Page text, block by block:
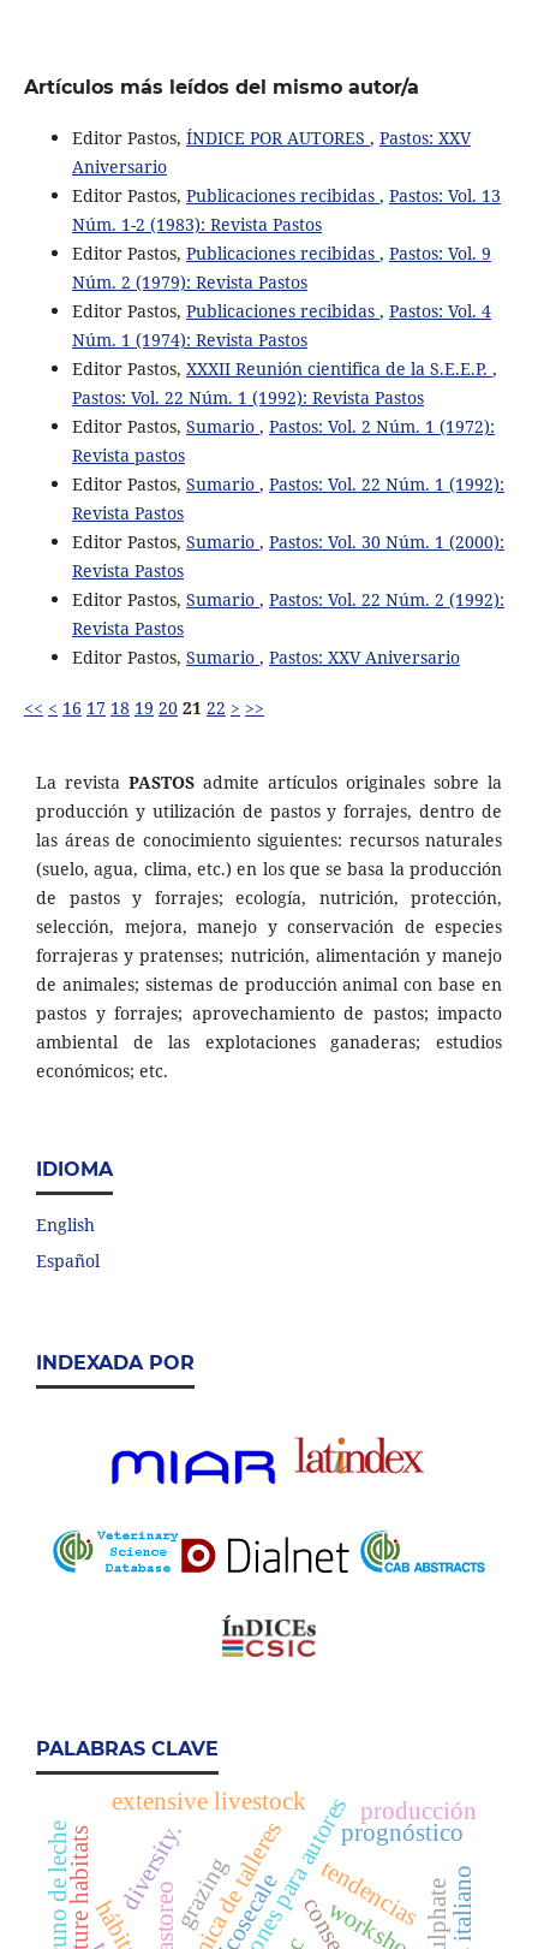
Artículos más leídos del mismo autor/a
Editor Pastos, ÍNDICE POR AUTORES , Pastos: XXV
Aniversario
Editor Pastos, Publicaciones recibidas , Pastos: Vol. 13
Núm. 1-2 (1983): Revista Pastos
Editor Pastos, Publicaciones recibidas , Pastos: Vol. 9
Núm. 2 (1979): Revista Pastos
Editor Pastos, Publicaciones recibidas , Pastos: Vol. 4
Núm. 1 (1974): Revista Pastos
Editor Pastos, XXXII Reunión cientifica de la S.E.E.P. ,
Pastos: Vol. 22 Núm. 1 (1992): Revista Pastos
Editor Pastos, Sumario , Pastos: Vol. 2 Núm. 1 (1972):
Revista pastos
Editor Pastos, Sumario , Pastos: Vol. 22 Núm. 1 (1992):
Revista Pastos
Editor Pastos, Sumario , Pastos: Vol. 30 Núm. 1 (2000):
Revista Pastos
Editor Pastos, Sumario , Pastos: Vol. 22 Núm. 2 (1992):
Revista Pastos
Editor Pastos, Sumario , Pastos: XXV Aniversario
<< < 16 17 18 19 20 21 22 > >>
La revista PASTOS admite artículos originales sobre la
producción y utilización de pastos y forrajes, dentro de
las áreas de conocimiento siguientes: recursos naturales
(suelo, agua, clima, etc.) en los que se basa la producción
de pastos y forrajes; ecología, nutrición, protección,
selección, mejora, manejo y conservación de especies
forrajeras y pratenses; nutrición, alimentación y manejo
de animales; sistemas de producción animal con base en
pastos y forrajes; aprovechamiento de pastos; impacto
ambiental de las explotaciones ganaderas; estudios
económicos; etc.
IDIOMA
English
Español
INDEXADA POR
PALABRAS CLAVE
dinámica de talleres
extensive livestock
pasture habitats
vacuno de leche pastoreograzing
diversity. prognóstico
tendencias
producción